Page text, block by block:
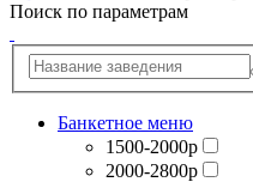
Поиск по параметрам
Банкетное меню
1500-2000р
2000-2800р